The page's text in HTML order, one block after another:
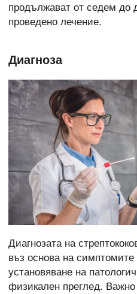
продължават от седем до
проведено лечение.
Диагноза
Диагнозата на
въз основа на симптомите
установяване на
физикален преглед.